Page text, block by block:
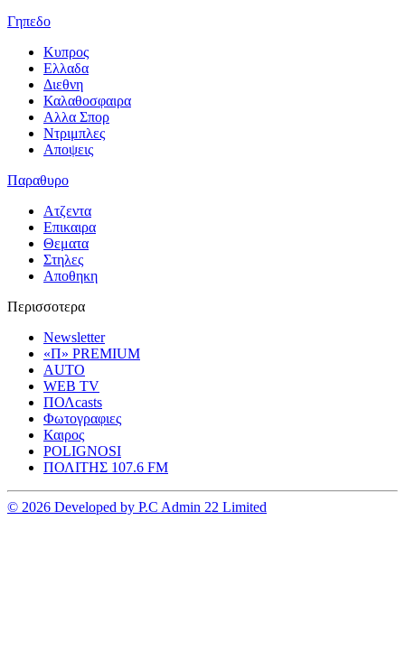
Γηπεδο
Κυπρος
Ελλαδα
Διεθνη
Καλαθοσφαιρα
Αλλα Σπορ
Ντριμπλες
Αποψεις
Παραθυρο
Ατζεντα
Επικαιρα
Θεματα
Στηλες
Αποθηκη
Περισσοτερα
Newsletter
«Π» PREMIUM
AUTO
WEB TV
ΠΟΛcasts
Φωτογραφιες
Καιρος
POLIGNOSI
ΠΟΛΙΤΗΣ 107.6 FM
© 2026 Developed by P.C Admin 22 Limited